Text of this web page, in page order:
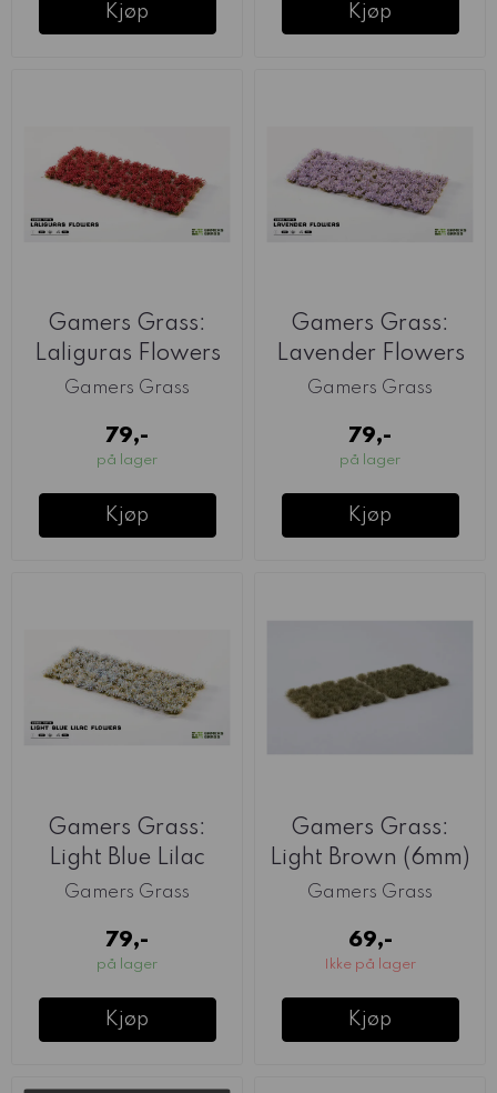
Kjøp Kjøp
Gamers Grass:
Laliguras Flowers
Gamers Grass
79,-
på lager
Kjøp
Gamers Grass:
Lavender Flowers
Gamers Grass
79,-
på lager
Kjøp
Gamers Grass:
Light Blue Lilac
Flowers
Gamers Grass
79,-
på lager
Kjøp
Gamers Grass:
Light Brown (6mm)
Gamers Grass
69,-
Ikke på lager
Kjøp